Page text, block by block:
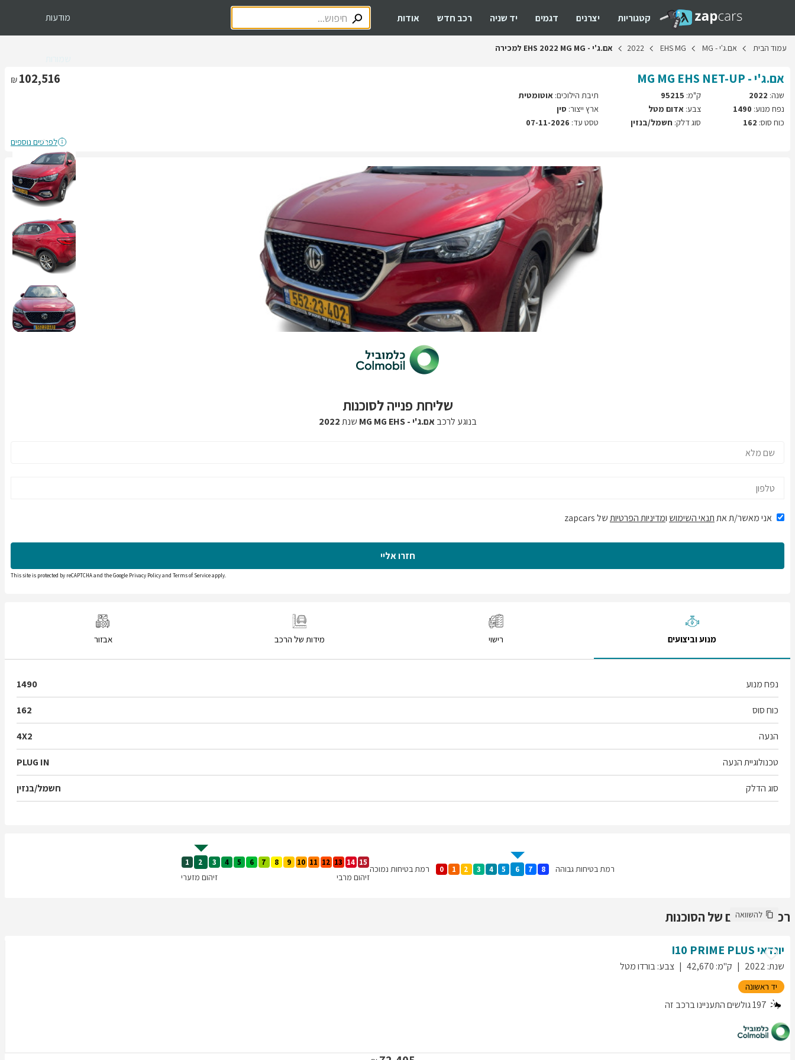
קטגוריות יצרנים דגמים יד שניה רכב חדש אודות מודעות
עמוד הבית אם.ג'י-
MG
MG
EHS
2022 אם.ג'י -
MG
MG
EHS 2022 למכירה
אם.ג'י - MG MG EHS NET-UP
102,516
שנה: 2022
נפח מנוע: 1490
כוח סוס: 162
ק"מ: 95215
צבע: אדום מטל
סוג דלק: חשמל/בנזין
תיבת הילוכים: אוטומטית
ארץ ייצור: סין
טסט עד: 07-11-2026
לפרטים נוספים
שליחת פנייה לסוכנות
בנוגע לרכבאם.ג'י - MG MG EHS שנת2022
אני מאשר/ת אתתנאי השימוש ומדיניות הפרטיותשל zapcars
חזרו אליי
This site is protected by reCAPTCHA and the Google Privacy Policyand Terms of Serviceapply.
מנוע וביצועים רישוי מידות של הרכב אבזור
נפח מנוע 1490
כוח סוס 162
הנעה 4X2
טכנולוגיית הנעה PLUG IN
סוג הדלק חשמל/בנזין
רמת בטיחות גבוהה 0 1 2 3 4 5 6 7 8 רמת בטיחות נמוכה
1 2 3 4 5 6 7 8 9 10 11 12 13 14 15
זיהום מרבי זיהום מזערי
רכבים נוספים של הסוכנות
להשוואה
יונדאי I10 PRIME PLUS
שנת:
2022 ק"מ:
42,670 צבע:בורדו מטל
יד ראשונה
197גולשים התעניינו ברכב זה